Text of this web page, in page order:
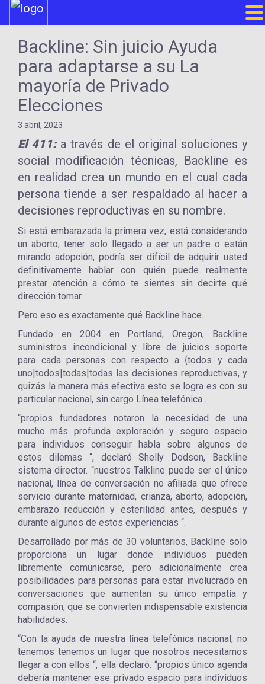
Backline: Sin juicio Ayuda
para adaptarse a su La
mayoría de Privado
Elecciones
3 abril, 2023
El 411: a través de el original soluciones y
social modificación técnicas, Backline es
en realidad crea un mundo en el cual cada
persona tiende a ser respaldado al hacer a
decisiones reproductivas en su nombre.
Si está embarazada la primera vez, está considerando
un aborto, tener solo llegado a ser un padre o están
mirando adopción, podría ser difícil de adquirir usted
definitivamente hablar con quién puede realmente
prestar atención a cómo te sientes sin decirte qué
dirección tomar.
Pero eso es exactamente qué Backline hace.
Fundado en 2004 en Portland, Oregon, Backline
suministros incondicional y libre de juicios soporte
para cada personas con respecto a {todos y cada
uno|todos|todas|todas las decisiones reproductivas, y
quizás la manera más efectiva esto se logra es con su
particular nacional, sin cargo Línea telefónica .
“propios fundadores notaron la necesidad de una
mucho más profunda exploración y seguro espacio
para individuos conseguir habla sobre algunos de
estos dilemas “, declaró Shelly Dodson, Backline
sistema director. “nuestros Talkline puede ser el único
nacional, línea de conversación no afiliada que ofrece
servicio durante maternidad, crianza, aborto, adopción,
embarazo reducción y esterilidad antes, después y
durante algunos de estos experiencias “.
Desarrollado por más de 30 voluntarios, Backline solo
proporciona un lugar donde individuos pueden
libremente comunicarse, pero adicionalmente crea
posibilidades para personas para estar involucrado en
conversaciones que aumentan su único empatía y
compasión, que se convierten indispensable existencia
habilidades.
“Con la ayuda de nuestra línea telefónica nacional, no
tenemos tenemos un lugar que nosotros necesitamos
llegar a con ellos “, ella declaró. “propios único agenda
debería mantener ese privado espacio para individuos